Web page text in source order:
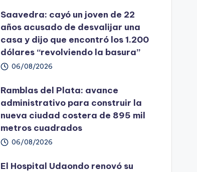
Saavedra: cayó un joven de 22
años acusado de desvalijar una
casa y dijo que encontró los 1.200
dólares “revolviendo la basura”
06/08/2026
Ramblas del Plata: avance
administrativo para construir la
nueva ciudad costera de 895 mil
metros cuadrados
06/08/2026
El Hospital Udaondo renovó su